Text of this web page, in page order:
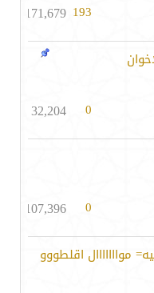
193
171,679
0
32,204
0
107,396
موااااااال اقلطووو